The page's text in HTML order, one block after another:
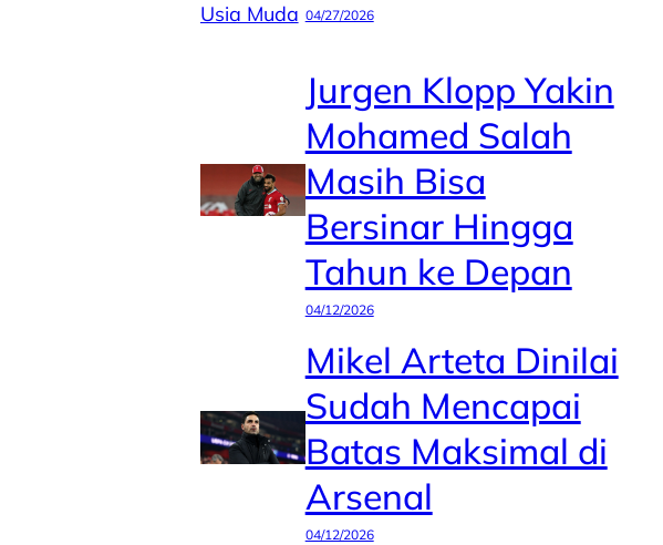
04/27/2026
Jurgen Klopp Yakin
Mohamed Salah
Masih Bisa
Bersinar Hingga
Tahun ke Depan
04/12/2026
Mikel Arteta Dinilai
Sudah Mencapai
Batas Maksimal di
Arsenal
04/12/2026